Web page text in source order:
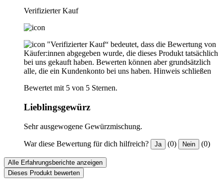
Verifizierter Kauf
"Verifizierter Kauf“ bedeutet, dass die Bewertung von
Käufer:innen abgegeben wurde, die dieses Produkt tatsächlich
bei uns gekauft haben. Bewerten können aber grundsätzlich
alle, die ein Kundenkonto bei uns haben. Hinweis schließen
Bewertet mit 5 von 5 Sternen.
Lieblingsgewürz
Sehr ausgewogene Gewürzmischung.
War diese Bewertung für dich hilfreich? Ja (0) Nein (0)
Alle Erfahrungsberichte anzeigen
Dieses Produkt bewerten